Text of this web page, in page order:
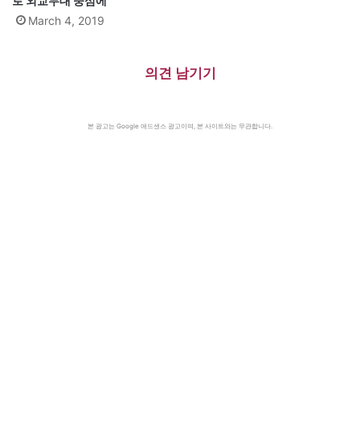
March 4, 2019
의견 남기기
본 광고는 Google 애드센스 광고이며, 본 사이트와는 무관합니다.